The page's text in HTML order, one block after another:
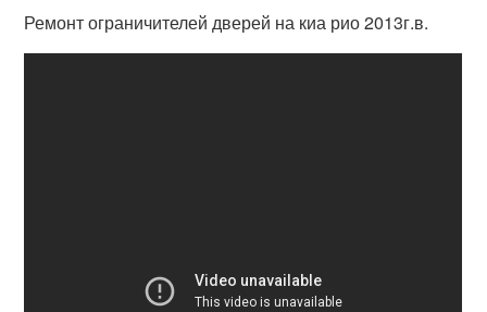
Ремонт ограничителей дверей на киа рио 2013г.в.